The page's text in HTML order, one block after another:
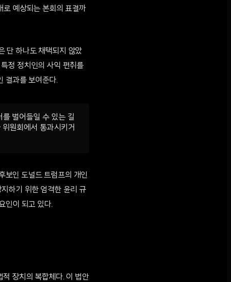
로 예상되는 본회의 표결까
단 하나도 채택되지 않았
정 정치인의 사익 편취를
결과를 보여준다.
벌어들일 수 있는 길
원회에서 통과시키거
보인 도널드 트럼프의 개인
하기 위한 엄격한 윤리 규
인이 되고 있다.
장치의 복합체다. 이 법안